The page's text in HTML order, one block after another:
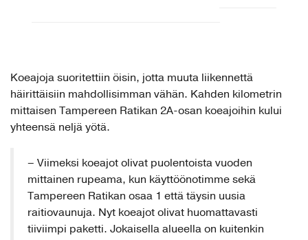
häirittäisiin mahdollisimman vähän. Kahden kilometrin
mittaisen Tampereen Ratikan 2A-osan koeajoihin kului
yhteensä neljä yötä.
mittainen rupeama, kun käyttöönotimme sekä
Tampereen Ratikan osaa 1 että täysin uusia
raitiovaunuja. Nyt koeajot olivat huomattavasti
tiiviimpi paketti. Jokaisella alueella on kuitenkin
omat erityispiirteensä, jotka vaativat huolellista